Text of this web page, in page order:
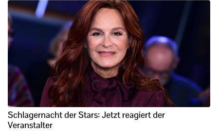
Schlagernacht der Stars: Jetzt reagiert der
Veranstalter